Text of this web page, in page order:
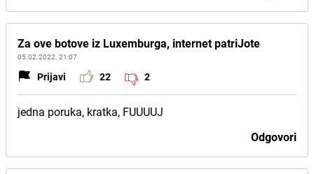
Za ove botove iz Luxemburga, internet patriJote
05.02.2022. 21:07
Prijavi 22 2
jedna poruka, kratka, FUUUUJ
Odgovori